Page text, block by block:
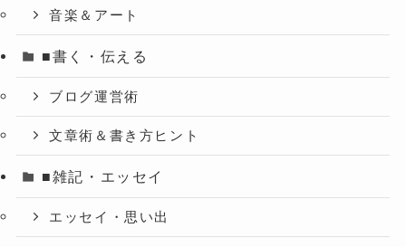
音楽＆アート
■書く・伝える
ブログ運営術
文章術＆書き方ヒント
■雑記・エッセイ
エッセイ・思い出